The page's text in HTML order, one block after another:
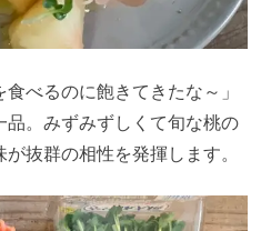
べるのに飽きてきたな～」
。みずみずしくて旬な桃の
抜群の相性を発揮します。